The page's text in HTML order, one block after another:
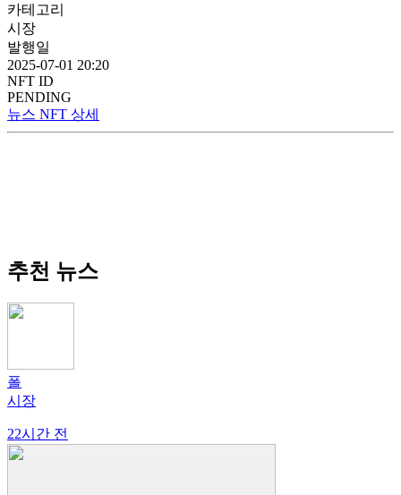
카테고리
시장
발행일
2025-07-01 20:20
NFT ID
PENDING
뉴스 NFT 상세
추천 뉴스
폴
시장
22시간 전